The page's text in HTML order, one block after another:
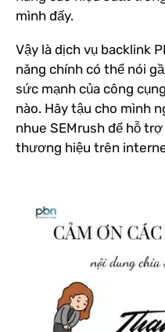
mình đấy.
Vậy là dịch vụ backlink
năng chính có thể nói
sức mạnh của công
nào. Hãy tậu cho mình
nhue SEMrush để hỗ
thương hiệu trên